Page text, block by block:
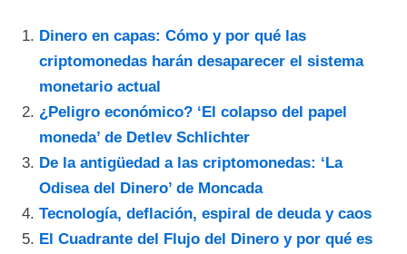
Dinero en capas: Cómo y por qué las
criptomonedas harán desaparecer el sistema
monetario actual
¿Peligro económico? ‘El colapso del papel
moneda’ de Detlev Schlichter
De la antigüedad a las criptomonedas: ‘La
Odisea del Dinero’ de Moncada
Tecnología, deflación, espiral de deuda y caos
El Cuadrante del Flujo del Dinero y por qué es